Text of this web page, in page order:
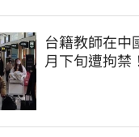
台籍教師在
月下旬遭拘禁